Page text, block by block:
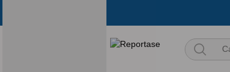
Mengulas Fakta Di Balik Cerita